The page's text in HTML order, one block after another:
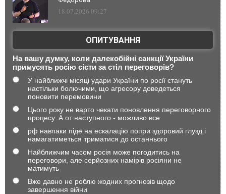
18.07.2026 09:27
ОПИТУВАННЯ
На вашу думку, коли далекобійні санкції України
примусять росію сісти за стіл переговорів?
У найближчі місяці удари України по росії стануть
настільки болючими, що агресору доведеться
поновити перемовини
Цього року не варто чекати поновлення переговорного
процесу. А от наступного - можливо все
рф навпаки піде на ескалацію попри здоровий глузд і
намагатиметься триматися до останнього
Найближчим часом росія може погодитись на
переговори, але серйозних намірів росіяни не
матимуть
Вже давно не роблю жодних прогнозів щодо
завершення війни